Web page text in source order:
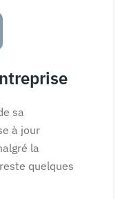
sa
à jour
la
quelques